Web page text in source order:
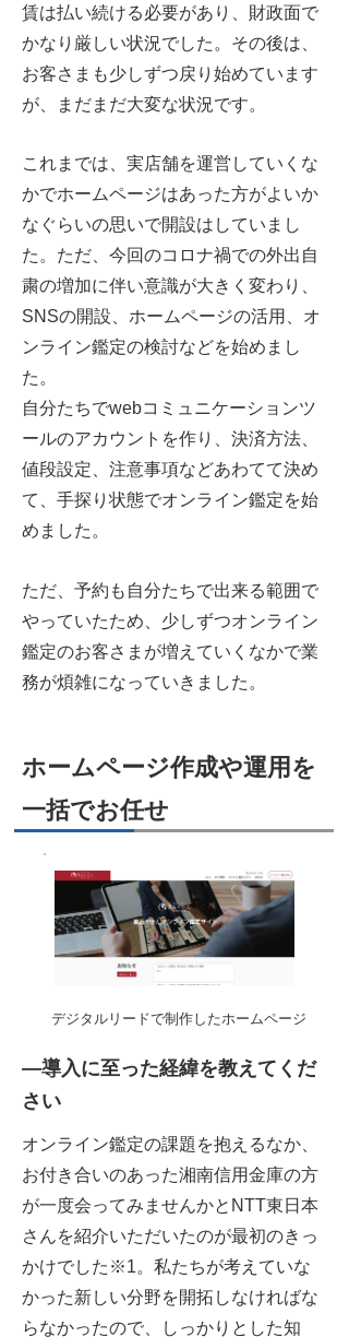
賃は払い続ける必要があり、財政面で
かなり厳しい状況でした。その後は、
お客さまも少しずつ戻り始めています
が、まだまだ大変な状況です。
これまでは、実店舗を運営していくな
かでホームページはあった方がよいか
なぐらいの思いで開設はしていまし
た。ただ、今回のコロナ禍での外出自
粛の増加に伴い意識が大きく変わり、
SNSの開設、ホームページの活用、オ
ンライン鑑定の検討などを始めまし
た。
自分たちでwebコミュニケーションツ
ールのアカウントを作り、決済方法、
値段設定、注意事項などあわてて決め
て、手探り状態でオンライン鑑定を始
めました。
ただ、予約も自分たちで出来る範囲で
やっていたため、少しずつオンライン
鑑定のお客さまが増えていくなかで業
務が煩雑になっていきました。
ホームページ作成や運用を
一括でお任せ
デジタルリードで制作したホームページ
―導入に至った経緯を教えてくだ
さい
オンライン鑑定の課題を抱えるなか、
お付き合いのあった湘南信用金庫の方
が一度会ってみませんかとNTT東日本
さんを紹介いただいたのが最初のきっ
かけでした※1。私たちが考えていな
かった新しい分野を開拓しなければな
らなかったので、しっかりとした知